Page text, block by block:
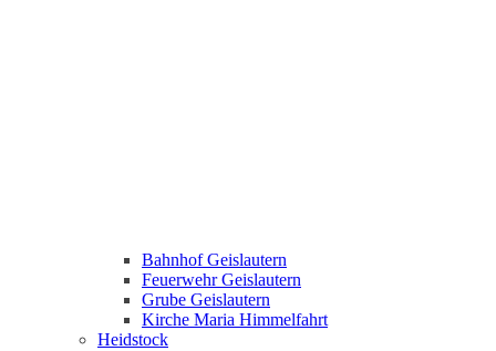
Bahnhof Geislautern
Feuerwehr Geislautern
Grube Geislautern
Kirche Maria Himmelfahrt
Heidstock